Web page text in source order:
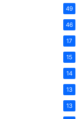
49
46
17
15
14
13
13